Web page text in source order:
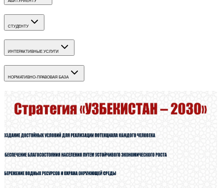
СТУДЕНТУ
ИНТЕРАКТИВНЫЕ УСЛУГИ
НОРМАТИВНО-ПРАВОВАЯ БАЗА